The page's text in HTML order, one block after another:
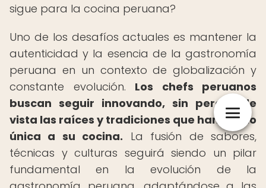
sigue para la cocina peruana?
Uno de los desafíos actuales es mantener la
autenticidad y la esencia de la gastronomía
peruana en un contexto de globalización y
constante evolución. Los chefs peruanos
buscan seguir innovando, sin perder de
vista las raíces y tradiciones que han hecho
única a su cocina. La fusión de sabores,
técnicas y culturas seguirá siendo un pilar
fundamental en la evolución de la